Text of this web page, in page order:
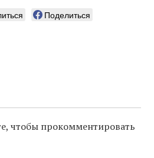
Поделиться
чтобы прокомментировать